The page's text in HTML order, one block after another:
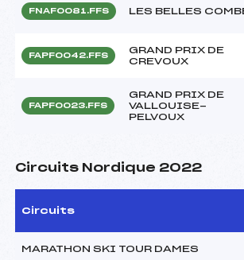
FNAF0081.FFS LES BELLES
FAPF0042.FFS
GRAND PRIX DE
CREVOUX
FAPF0023.FFS
GRAND PRIX DE
VALLOUISE-
PELVOUX
Circuits Nordique 2022
Circuits
MARATHON SKI TOUR DAMES